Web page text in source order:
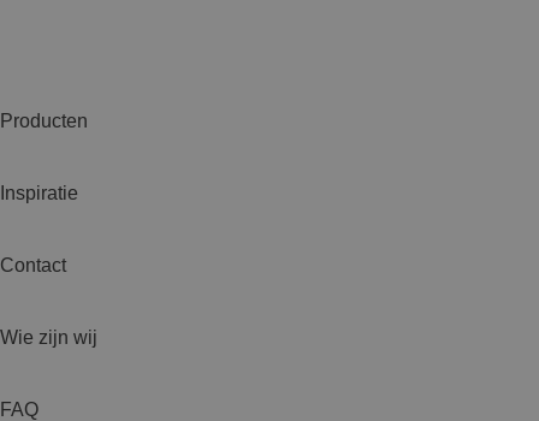
Producten
Inspiratie
Contact
Wie zijn wij
FAQ